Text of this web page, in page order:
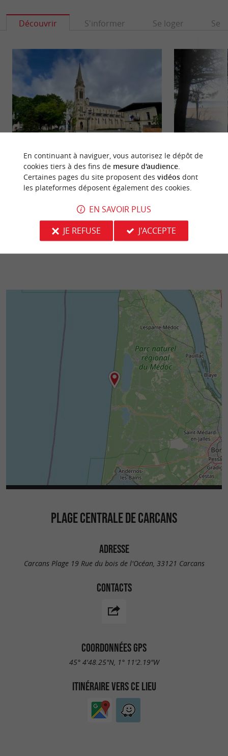
Découvrir S'informer Se loger Se
Carcans
Carcans est une commune de la Gironde, située
sur la côte Aquitaine, qui offre un cadre de vie
3,4 km - Carcans
Plage Maubuisson
La Plage de
lac de Carcans
PLAGE CENTRALE DE CARCANS
ADRESSE
Carcans Plage 19 Rue du bois de l'Océan, 33121 Carcans
CONTACTS
COORDONNÉES GPS
45° 4'48.25"N, 1° 11'2.19"W
ITINÉRAIRE VERS CE LIEU
En continuant à naviguer, vous autorisez le dépôt de
cookies tiers à des fins de mesure d'audience.
Certaines pages du site proposent des vidéosdont
les plateformes déposent également des cookies.
EN SAVOIR PLUS
JE REFUSE
J'ACCEPTE